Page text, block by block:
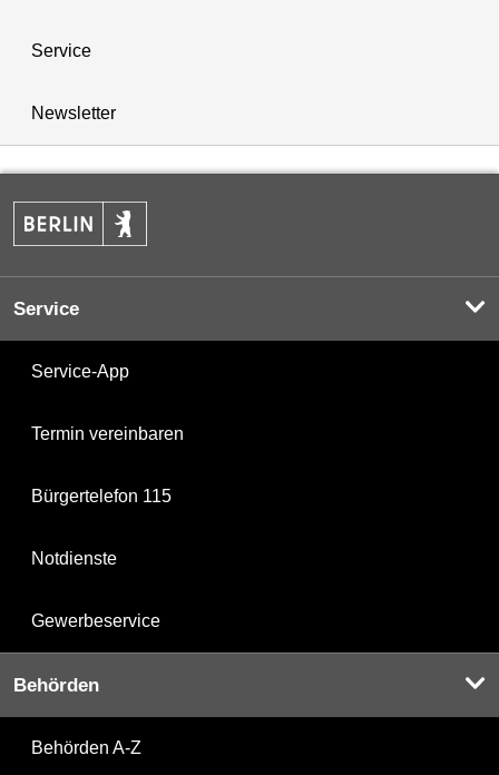
Service
Newsletter
Service
Service-App
Termin vereinbaren
Bürgertelefon 115
Notdienste
Gewerbeservice
Behörden
Behörden A-Z